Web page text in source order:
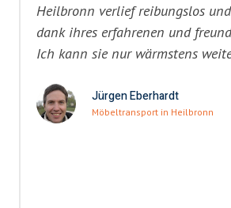
Heilbronn verlief reibungslos
dank ihres erfahrenen und
Ich kann sie nur wärmstens
Jürgen Eberhardt
Möbeltransport in Heilbronn